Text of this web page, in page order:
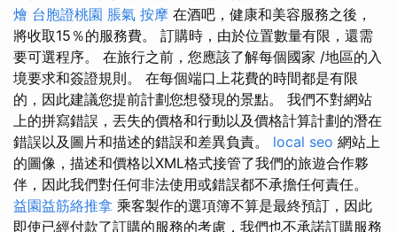
燴 台胞證桃園 脹氣 按摩 在酒吧，健康和美容服務之後，
將收取15％的服務費。 訂購時，由於位置數量有限，還需
要可選程序。 在旅行之前，您應該了解每個國家 /地區的入
境要求和簽證規則。 在每個端口上花費的時間都是有限
的，因此建議您提前計劃您想發現的景點。 我們不對網站
上的拼寫錯誤，丟失的價格和行動以及價格計算計劃的潛在
錯誤以及圖片和描述的錯誤和差異負責。 local seo 網站上
的圖像，描述和價格以XML格式接管了我們的旅遊合作夥
伴，因此我們對任何非法使用或錯誤都不承擔任何責任。
益園益筋絡推拿 乘客製作的選項簿不算是最終預訂，因此
即使已經付款了訂購的服務的考慮，我們也不承諾訂購服務